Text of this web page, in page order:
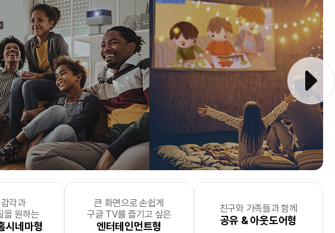
고 싶은
용형
텍스트 위주의
소량 출력형
모바일프린팅을 원하는
미니멀 라이프 추구형
대량 출력이 필요한
쇄소 및 출력 전문 기업
차별화된포토서비스
제공하는 사업자
모바일 프린팅을
원하는 사업자
그림과 같은 소중한 순간과
을 온전히 즐기고 싶으신 분
비즈니스 라이프에 효율성을
더하고 싶으신 분
, 더 효율적으로 에너지를
절감하고 싶으신 분
, 자산관리, 서류분류로
업무효율성을 높이고 싶으신 분
각과
을 원하는
시네마형
큰 화면으로 손쉽게
구글 TV를 즐기고 싶은
엔터테인먼트형
친구와 가족들과 함께
공유 & 아웃도어형